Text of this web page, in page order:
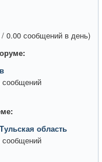
0.00 сообщений в день)
сообщений
область
сообщений